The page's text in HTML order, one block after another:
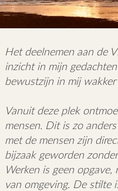
Het deelnemen aan de
inzicht in mijn
bewustzijn in mij wakker
Vanuit deze plek
mensen. Dit is zo
met de mensen zijn
bijzaak geworden
Werken is geen
van omgeving. De stilte